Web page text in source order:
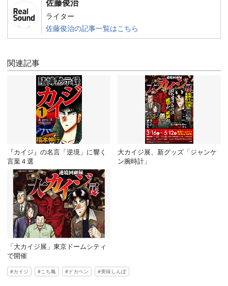
ライター
佐藤俊治の記事一覧はこちら
関連記事
『カイジ』の名言「逆境」に響く
言葉４選
大カイジ展、新グッズ「ジャンケ
ン腕時計」
「大カイジ展」東京ドームシティ
で開催
カイジ こち亀 ドカベン 美味しんぼ